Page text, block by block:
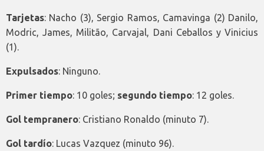
Tarjetas: Nacho (3), Sergio Ramos, Camavinga (2) Danilo,
Modric, James, Militão, Carvajal, Dani Ceballos y Vinicius
(1).
Expulsados: Ninguno.
Primer tiempo: 10 goles; segundo tiempo: 12 goles.
Gol tempranero: Cristiano Ronaldo (minuto 7).
Gol tardío: Lucas Vazquez (minuto 96).